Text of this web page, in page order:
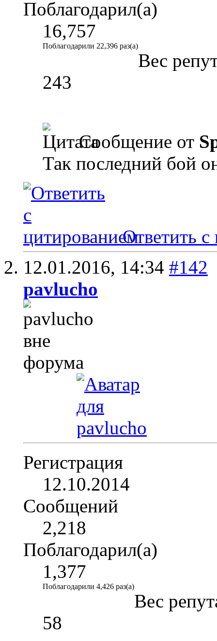
Поблагодарил(а)
16,757
Поблагодарили 22,396 раз(а)
Вес
243
Сообщение от
Так последний бой
Ответить с
12.01.2016, 14:34 #142
pavlucho
Регистрация
12.10.2014
Сообщений
2,218
Поблагодарил(а)
1,377
Поблагодарили 4,426 раз(а)
Вес
58